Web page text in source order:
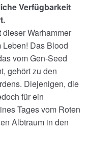
Verfügbarkeit
Warhammer
Das Blood
vom Gen-Seed
gehört zu den
Diejenigen, die
für ein
Tages vom Roten
Albtraum in den